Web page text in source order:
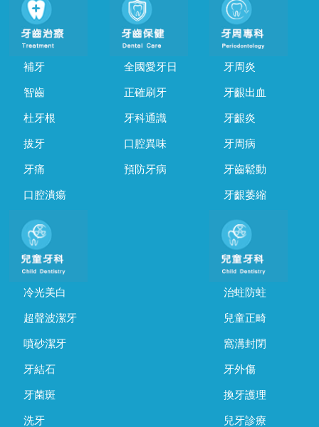
補牙
智齒
杜牙根
拔牙
牙痛
口腔潰瘍
全國愛牙日
正確刷牙
牙科通識
口腔異味
預防牙病
牙周炎
牙齦出血
牙齦炎
牙周病
牙齒鬆動
牙齦萎縮
冷光美白
超聲波潔牙
噴砂潔牙
牙結石
牙菌斑
洗牙
治蛀防蛀
兒童正畸
窩溝封閉
牙外傷
換牙護理
兒牙診療